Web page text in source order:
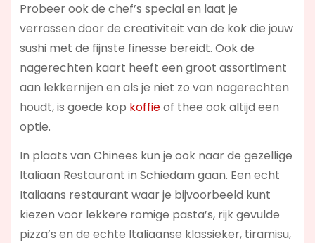
Probeer ook de chef’s special en laat je
verrassen door de creativiteit van de kok die jouw
sushi met de fijnste finesse bereidt. Ook de
nagerechten kaart heeft een groot assortiment
aan lekkernijen en als je niet zo van nagerechten
houdt, is goede kop koffieof thee ook altijd een
optie.
In plaats van Chinees kun je ook naar de gezellige
Italiaan Restaurant in Schiedam gaan. Een echt
Italiaans restaurant waar je bijvoorbeeld kunt
kiezen voor lekkere romige pasta’s, rijk gevulde
pizza’s en de echte Italiaanse klassieker, tiramisu,